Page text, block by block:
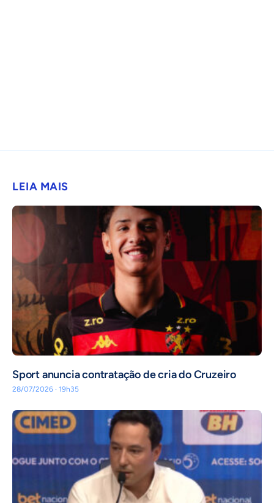
LEIA MAIS
Sport anuncia contratação de cria do Cruzeiro
28/07/2026 · 19h35